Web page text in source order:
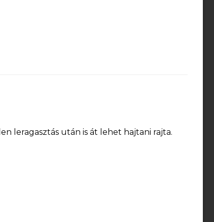
leragasztás után is át lehet hajtani rajta.